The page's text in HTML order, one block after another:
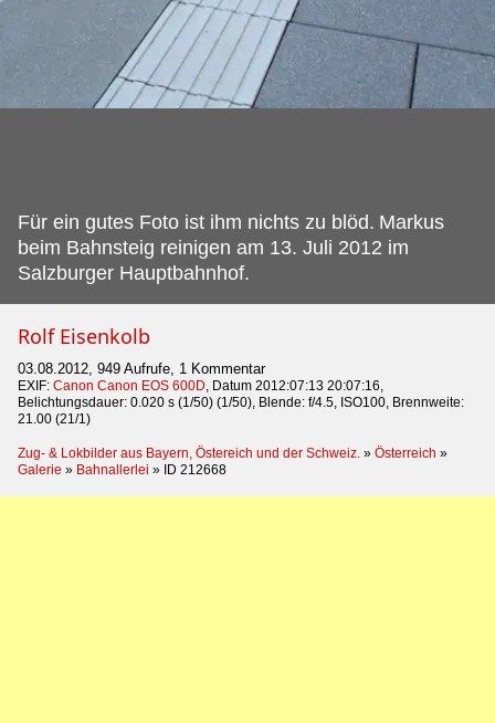
Für ein gutes Foto ist ihm nichts zu blöd. Markus
beim Bahnsteig reinigen am 13. Juli 2012 im
Salzburger Hauptbahnhof.
Rolf Eisenkolb
03.08.2012, 949 Aufrufe, 1 Kommentar
EXIF: Canon Canon EOS 600D, Datum 2012:07:13 20:07:16,
Belichtungsdauer: 0.020 s (1/50) (1/50), Blende: f/4.5, ISO100, Brennweite:
21.00 (21/1)
Zug- & Lokbilder aus Bayern, Östereich und der Schweiz. » Österreich »
Galerie » Bahnallerlei » ID 212668